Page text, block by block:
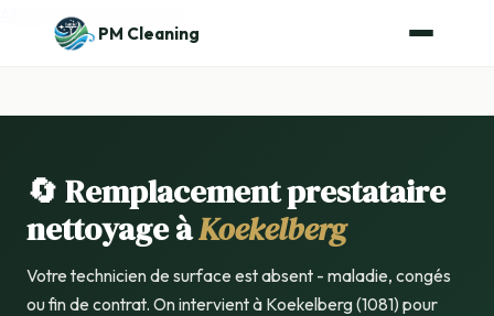
Aller au contenu principal
PM Cleaning
🔄 Remplacement prestataire
nettoyage àKoekelberg
Votre technicien de surface est absent - maladie, congés
ou fin de contrat. On intervient à Koekelberg (1081) pour